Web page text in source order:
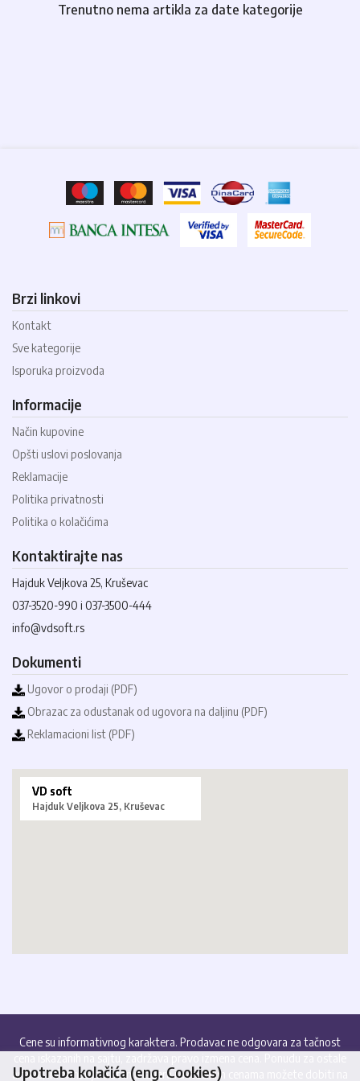
Trenutno nema artikla za date kategorije
Brzi linkovi
Kontakt
Sve kategorije
Isporuka proizvoda
Informacije
Način kupovine
Opšti uslovi poslovanja
Reklamacije
Politika privatnosti
Politika o kolačićima
Kontaktirajte nas
Hajduk Veljkova 25, Kruševac
037-3520-990 i 037-3500-444
info@vdsoft.rs
Dokumenti
Ugovor o prodaji (PDF)
Obrazac za odustanak od ugovora na daljinu (PDF)
Reklamacioni list (PDF)
VD soft
Hajduk Veljkova 25, Kruševac
Cene su informativnog karaktera. Prodavac ne odgovara za tačnost
artikle, informacije o stanju lagera i aktuelnim cenama možete dobiti na
Upotreba kolačića (eng. Cookies)